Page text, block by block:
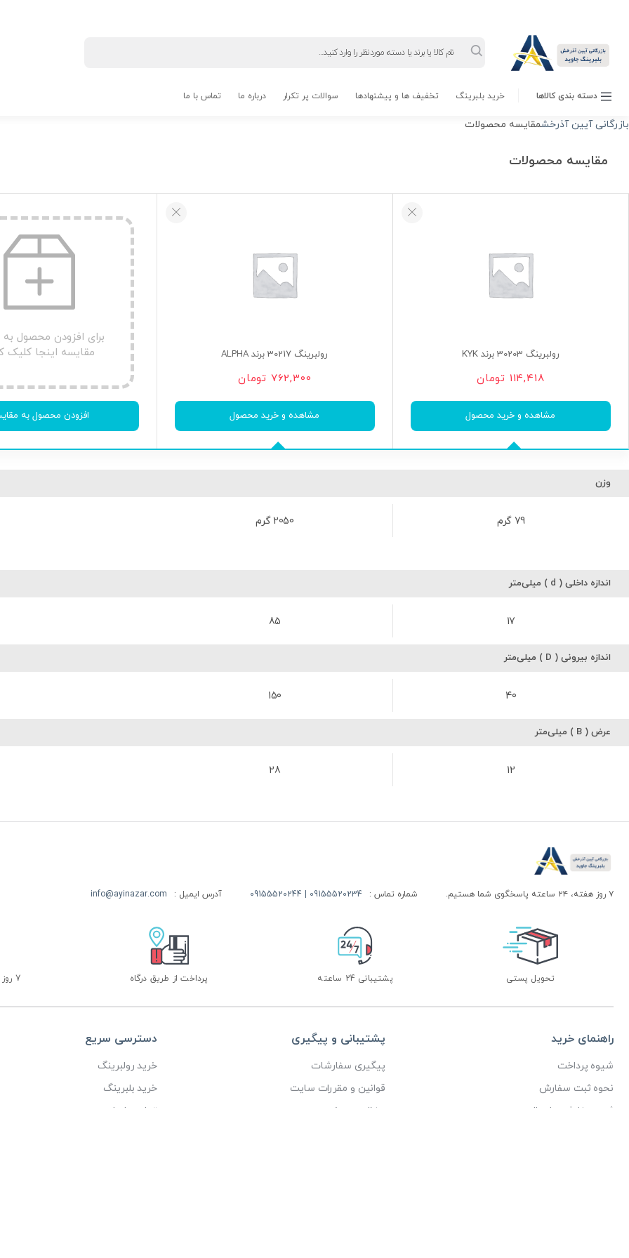
search
دسته بندی کالاها خرید بلبرینگ تخفیف ها و پیشنهادها سوالات پر تکرار درباره ما تماس با ما
بازرگانی آیین آذرخشمقایسه محصولات
مقایسه محصولات
رولبرینگ 30203 برند KYK
114,418 تومان
مشاهده و خرید محصول
رولبرینگ 30217 برند ALPHA
762,300 تومان
مشاهده و خرید محصول
برای افزودن محصول
مقایسه اینجا کلیک
افزودن محصول به
وزن
79 گرم 2050 گرم
اندازه داخلی ( d ) میلی‌متر
17
85
اندازه بیرونی ( D ) میلی‌متر
40
150
عرض ( B ) میلی‌متر
12
28
۷ روز هفته، ۲۴ ساعته پاسخگوی شما هستیم. شماره تماس : 09155520234 | 09155520244 آدرس ایمیل : info@ayinazar.com
تحویل پستی پشتیبانی 24 ساعته پرداخت از طریق درگاه 7 روز ضمانت بازگشت
راهنمای خرید
شیوه پرداخت
نحوه ثبت سفارش
ثبت سفارش و ارسال
پشتیبانی و پیگیری
پیگیری سفارشات
قوانین و مقررات سایت
حفظ حریم خصوصی
دسترسی سریع
خرید رولبرینگ
خرید بلبرینگ
تماس با ما